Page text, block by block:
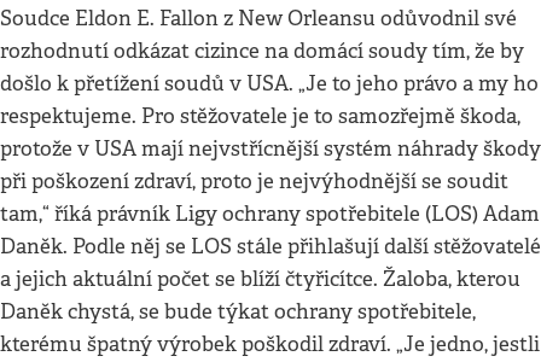
Soudce Eldon E. Fallon z New Orleansu odůvodnil své
rozhodnutí odkázat cizince na domácí soudy tím, že by
došlo k přetížení soudů v USA. „Je to jeho právo a my ho
respektujeme. Pro stěžovatele je to samozřejmě škoda,
protože v USA mají nejvstřícnější systém náhrady škody
při poškození zdraví, proto je nejvýhodnější se soudit
tam,“ říká právník Ligy ochrany spotřebitele (LOS) Adam
Daněk. Podle něj se LOS stále přihlašují další stěžovatelé
a jejich aktuální počet se blíží čtyřicítce. Žaloba, kterou
Daněk chystá, se bude týkat ochrany spotřebitele,
kterému špatný výrobek poškodil zdraví. „Je jedno, jestli